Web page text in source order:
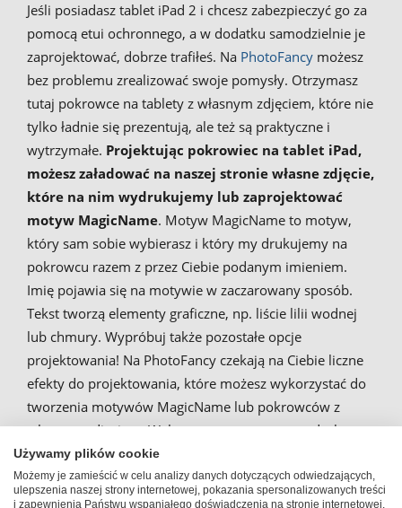
Jeśli posiadasz tablet iPad 2 i chcesz zabezpieczyć go za
pomocą etui ochronnego, a w dodatku samodzielnie je
zaprojektować, dobrze trafiłeś. Na PhotoFancy możesz
bez problemu zrealizować swoje pomysły. Otrzymasz
tutaj pokrowce na tablety z własnym zdjęciem, które nie
tylko ładnie się prezentują, ale też są praktyczne i
wytrzymałe. Projektując pokrowiec na tablet iPad,
możesz załadować na naszej stronie własne zdjęcie,
które na nim wydrukujemy lub zaprojektować
motyw MagicName. Motyw MagicName to motyw,
który sam sobie wybierasz i który my drukujemy na
pokrowcu razem z przez Ciebie podanym imieniem.
Imię pojawia się na motywie w zaczarowany sposób.
Tekst tworzą elementy graficzne, np. liście lilii wodnej
lub chmury. Wypróbuj także pozostałe opcje
projektowania! Na PhotoFancy czekają na Ciebie liczne
efekty do projektowania, które możesz wykorzystać do
tworzenia motywów MagicName lub pokrowców z
własnym zdjęciem. Wykonywany przez nas nadruk na
etui na tablet iPad 2 jest wyjątkowo dobrej jakości.
Używamy plików cookie
Możemy je zamieścić w celu analizy danych dotyczących odwiedzających,
ulepszenia naszej strony internetowej, pokazania spersonalizowanych treści
i zapewnienia Państwu wspaniałego doświadczenia na stronie internetowej.